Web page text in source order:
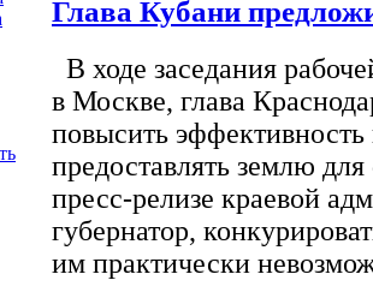
Глава Кубани
В ходе заседания
в Москве, глава
повысить эффективность
предоставлять землю
пресс-релизе краевой
губернатор,
им практически